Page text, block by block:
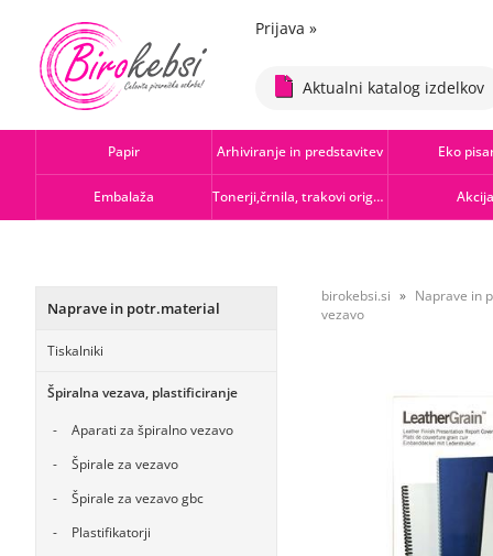
Prijava »
Aktualni katalog izdelkov
Papir Arhiviranje in predstavitev Eko
Embalaža Tonerji,črnila, trakovi orig.-rec. Akcija
Naprave in potr.material
Tiskalniki
Špiralna vezava, plastificiranje
Aparati za špiralno vezavo
Špirale za vezavo
Špirale za vezavo gbc
Plastifikatorji
birokebsi.si
Naprave in
vezavo